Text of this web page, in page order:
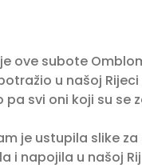
ove subote
u našoj
svi oni koji su se
je ustupila slike
i napojila u našoj